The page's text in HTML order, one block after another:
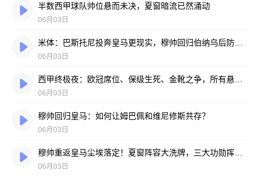
半数西甲球队帅位悬而未决，夏窗暗流已然涌动
06月03日
06月03日
06月03日
穆帅回归皇马：如何让姆巴佩和维尼修斯共存？
06月03日
06月03日